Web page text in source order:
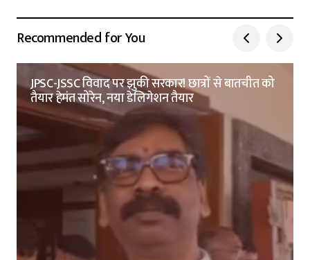
Recommended for You
JPSC-JSSC विवाद पर झुकी सरकार! छात्रों से बातचीत को
तैयार हेमंत सोरेन, नया डेलिगेशन तैयार